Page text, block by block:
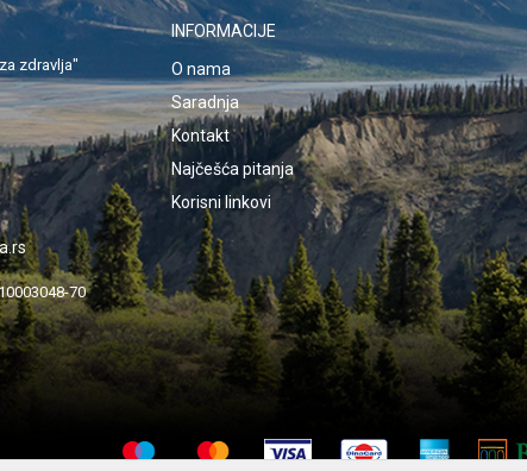
zdravlja"
70
INFORMACIJE
O nama
Saradnja
Kontakt
Najčešća pitanja
Korisni linkovi